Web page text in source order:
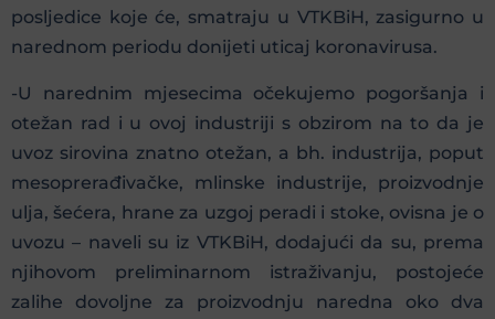
posljedice koje će, smatraju u VTKBiH, zasigurno u
narednom periodu donijeti uticaj koronavirusa.
-U narednim mjesecima očekujemo pogoršanja i
otežan rad i u ovoj industriji s obzirom na to da je
uvoz sirovina znatno otežan, a bh. industrija, poput
mesoprerađivačke, mlinske industrije, proizvodnje
ulja, šećera, hrane za uzgoj peradi i stoke, ovisna je o
uvozu – naveli su iz VTKBiH, dodajući da su, prema
njihovom preliminarnom istraživanju, postojeće
zalihe dovoljne za proizvodnju naredna oko dva